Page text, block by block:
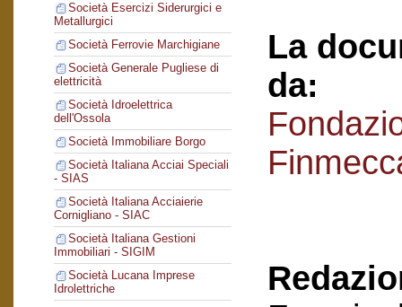
Società Esercizi Siderurgici e
Metallurgici
Società Ferrovie Marchigiane
Società Generale Pugliese di
elettricità
Società Idroelettrica
dell'Ossola
Società Immobiliare Borgo
Società Italiana Acciai Speciali
- SIAS
Società Italiana Acciaierie
Cornigliano - SIAC
Società Italiana Gestioni
Immobiliari - SIGIM
Società Lucana Imprese
Idrolettriche
La
da: